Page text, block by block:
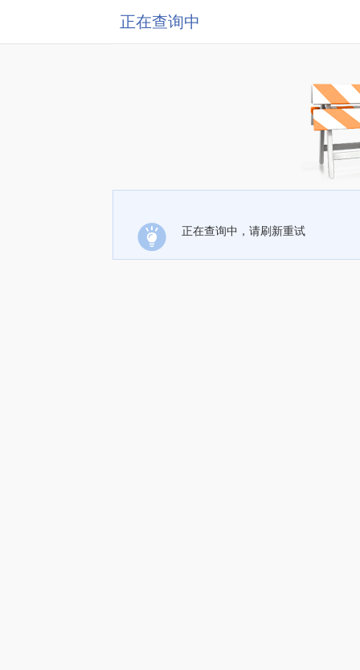
正在查询中
正在查询中，请刷新重试